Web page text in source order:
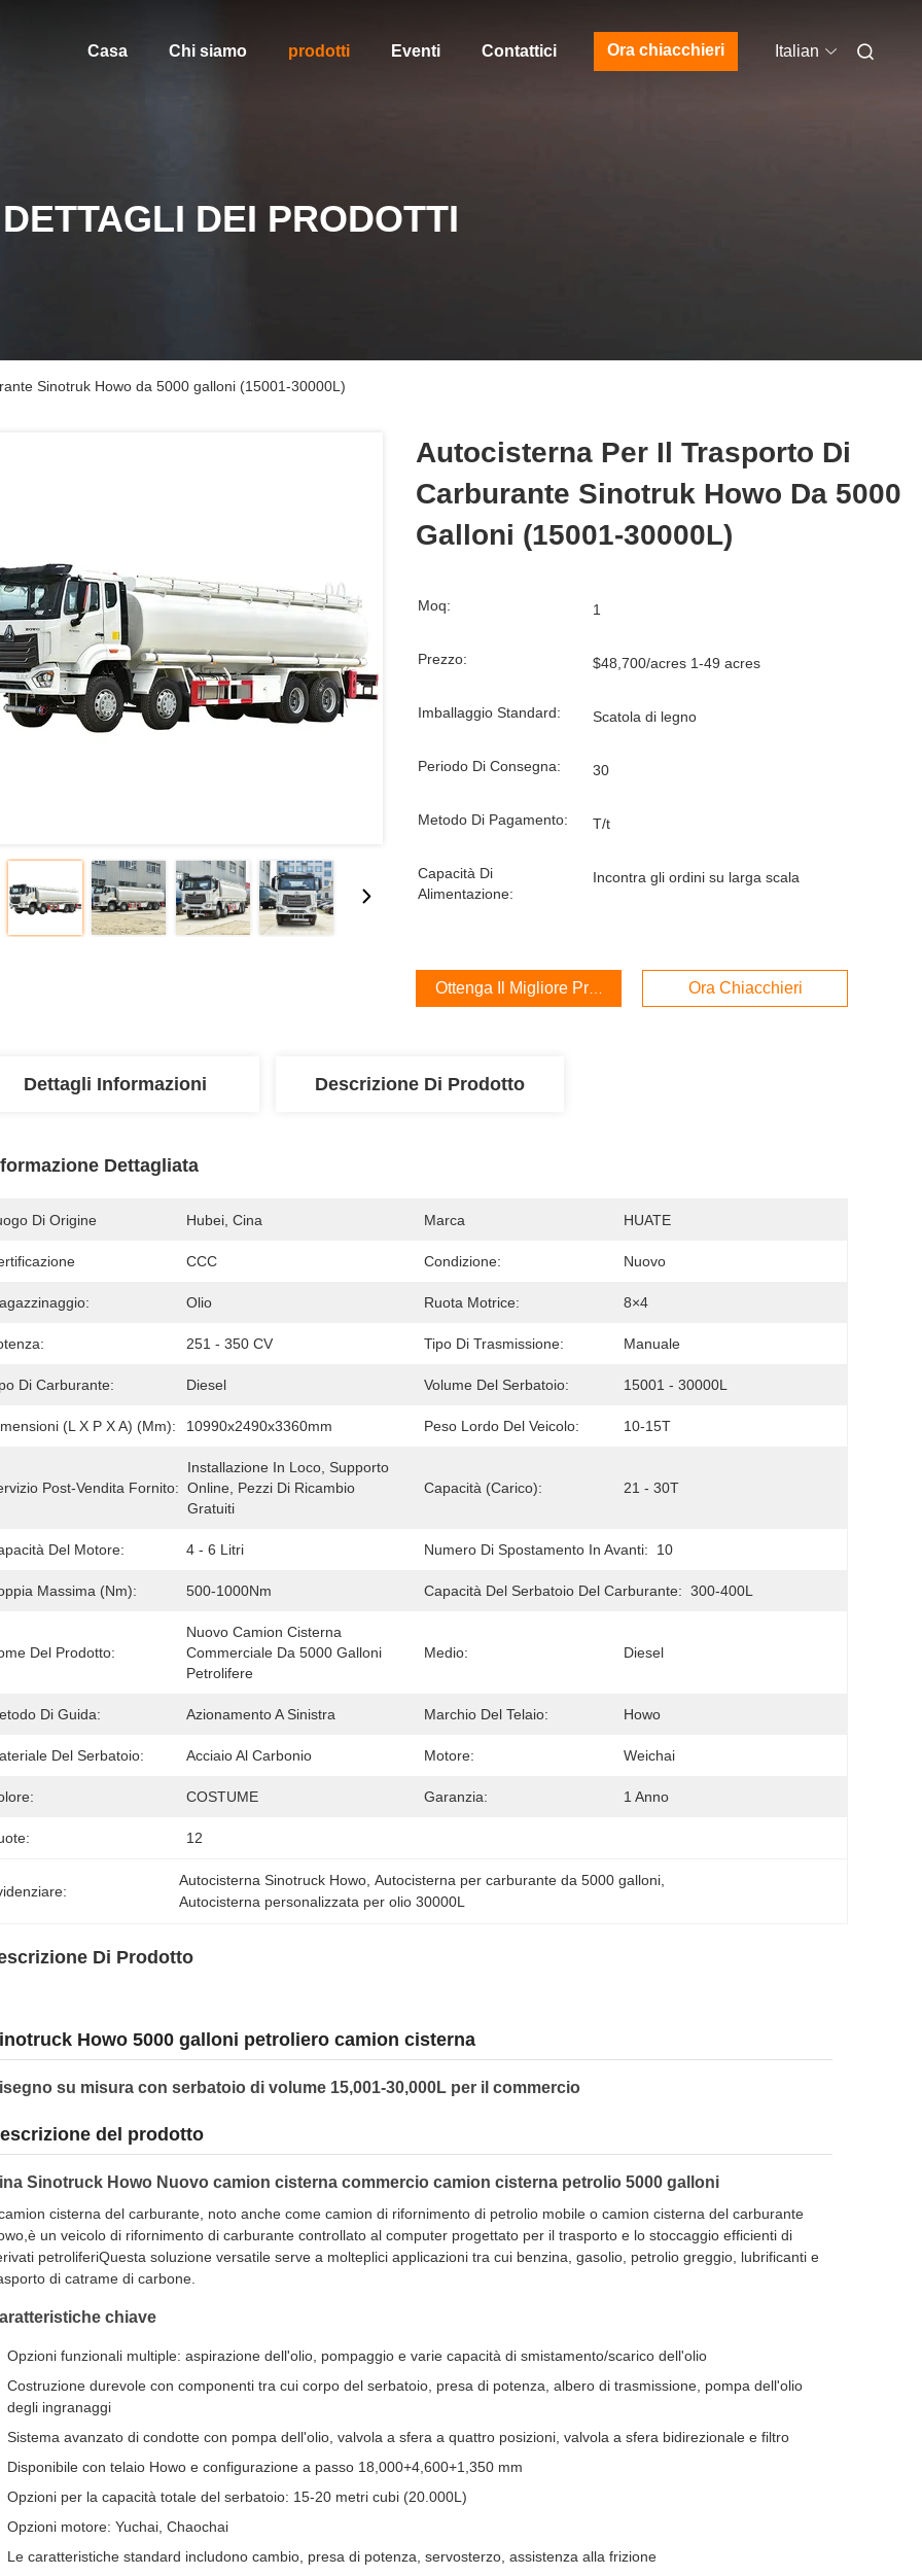
Casa Chi siamo prodotti Eventi Contattici Ora chiacchieri Italian
DETTAGLI DEI PRODOTTI
Sinotruk Howo da 5000 galloni (15001-30000L)
Autocisterna Per Il Trasporto Di
Carburante Sinotruk Howo Da 5000
Galloni (15001-30000L)
Moq: 1
Prezzo: $48,700/acres 1-49 acres
Imballaggio Standard: Scatola di legno
Periodo Di Consegna: 30
Metodo Di Pagamento: T/t
Capacità Di
Alimentazione:
Incontra gli ordini su larga scala
Ottenga Il Migliore Prezzo Ora Chiacchieri
Dettagli Informazioni Descrizione Di Prodotto
Dettagliata
Di Origine Hubei, Cina Marca HUATE
CCC Condizione: Nuovo
Olio Ruota Motrice: 8×4
251 - 350 CV Tipo Di Trasmissione: Manuale
Di Carburante: Diesel Volume Del Serbatoio: 15001 - 30000L
(L X P X A) (mm): 10990x2490x3360mm Peso Lordo Del Veicolo: 10-15T
Post-Vendita Fornito:
Installazione In Loco, Supporto
Online, Pezzi Di Ricambio
Gratuiti
Capacità (carico): 21 - 30T
Del Motore: 4 - 6 Litri Numero Di Spostamento In Avanti: 10
Massima (Nm): 500-1000Nm Capacità Del Serbatoio Del Carburante: 300-400L
Del Prodotto:
Nuovo Camion Cisterna
Commerciale Da 5000 Galloni
Petrolifere
Medio: Diesel
Di Guida: Azionamento A Sinistra Marchio Del Telaio: Howo
Del Serbatoio: Acciaio Al Carbonio Motore: Weichai
COSTUME Garanzia: 1 Anno
12
Autocisterna Sinotruck Howo , Autocisterna per carburante da 5000 galloni
Autocisterna personalizzata per olio 30000L
Di Prodotto
Howo 5000 galloni petroliero camion cisterna
su misura con serbatoio di volume 15,001-30,000L per il commercio
del prodotto
Sinotruck Howo Nuovo camion cisterna commercio camion cisterna petrolio 5000 galloni
cisterna del carburante, noto anche come camion di rifornimento di petrolio mobile o camion cisterna del carburante
un veicolo di rifornimento di carburante controllato al computer progettato per il trasporto e lo stoccaggio efficienti di
petroliferiQuesta soluzione versatile serve a molteplici applicazioni tra cui benzina, gasolio, petrolio greggio, lubrificanti e
di catrame di carbone.
chiave
Opzioni funzionali multiple: aspirazione dell'olio, pompaggio e varie capacità di smistamento/scarico dell'olio
Costruzione durevole con componenti tra cui corpo del serbatoio, presa di potenza, albero di trasmissione, pompa dell'olio
degli ingranaggi
Sistema avanzato di condotte con pompa dell'olio, valvola a sfera a quattro posizioni, valvola a sfera bidirezionale e filtro
Disponibile con telaio Howo e configurazione a passo 18,000+4,600+1,350 mm
Opzioni per la capacità totale del serbatoio: 15-20 metri cubi (20.000L)
Opzioni motore: Yuchai, Chaochai
Le caratteristiche standard includono cambio, presa di potenza, servosterzo, assistenza alla frizione